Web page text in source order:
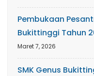
Pembukaan
Bukittinggi Tahun
Maret 7, 2026
SMK Genus